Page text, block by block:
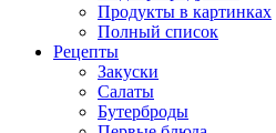
Продукты в картинках
Полный список
Рецепты
Закуски
Салаты
Бутерброды